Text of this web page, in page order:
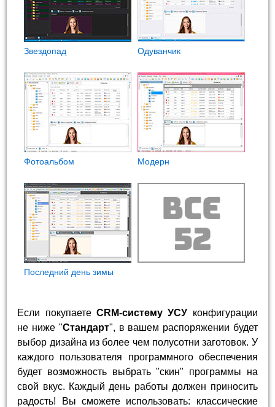
Звездопад Одуванчик
Фотоальбом Модерн
Последний день зимы
Если покупаете CRM-систему УСУ конфигурации
не ниже "Стандарт", в вашем распоряжении будет
выбор дизайна из более чем полусотни заготовок. У
каждого пользователя программного обеспечения
будет возможность выбрать "скин" программы на
свой вкус. Каждый день работы должен приносить
радость! Вы сможете использовать: классические